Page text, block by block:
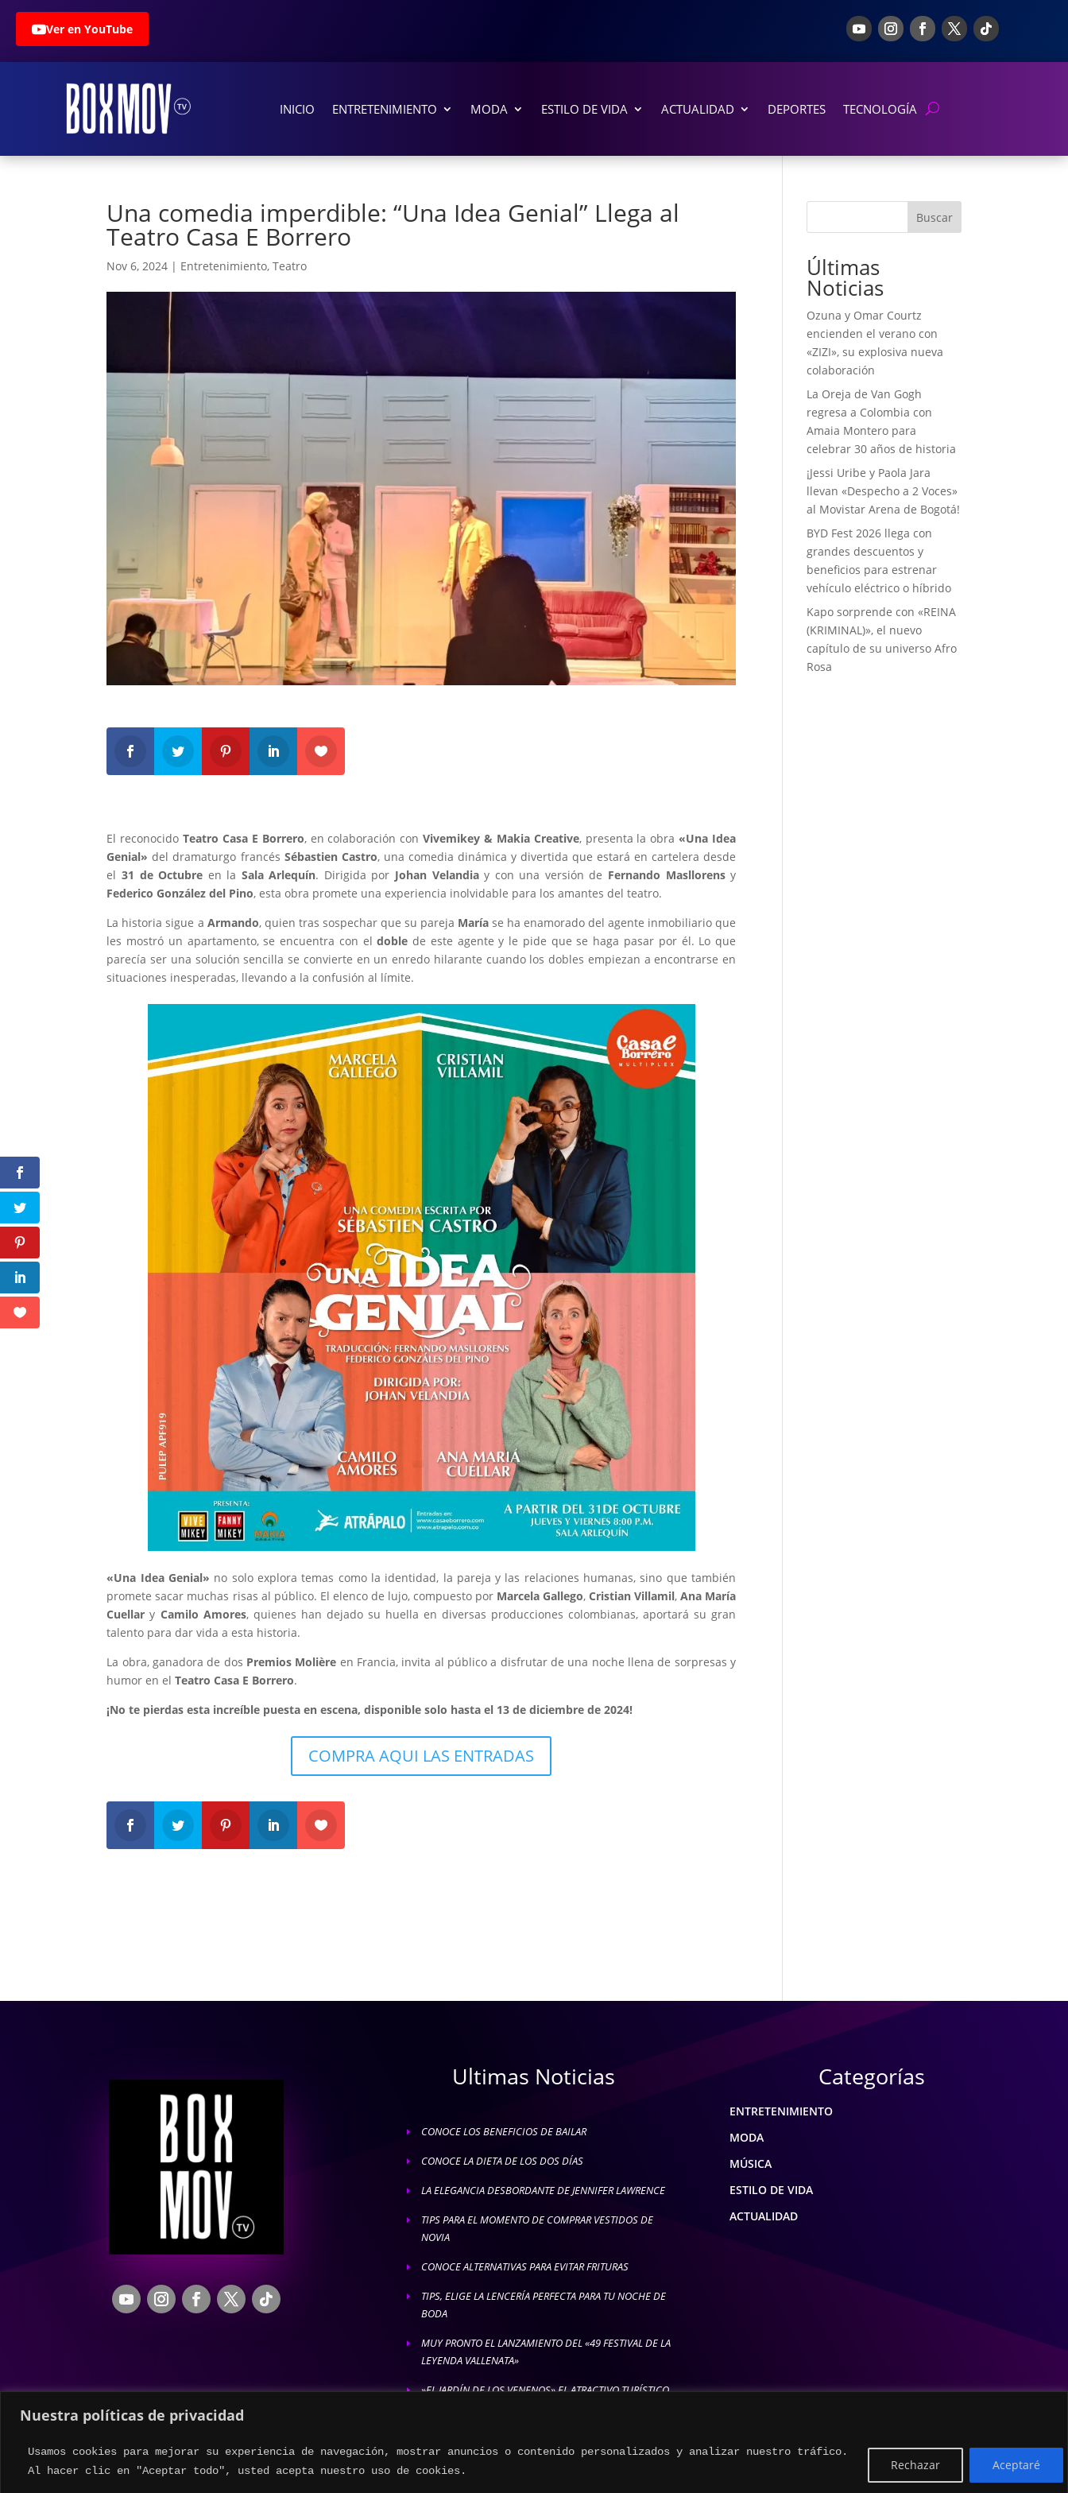
Nuestra políticas de privacidad
Usamos cookies para mejorar su experiencia de navegación, mostrar anuncios o contenido personalizados y analizar nuestro tráfico.
Al hacer clic en "Aceptar todo", usted acepta nuestro uso de cookies.
Rechazar Aceptaré
Ver en YouTube
INICIO ENTRETENIMIENTO MODA ESTILO DE VIDA ACTUALIDAD DEPORTES TECNOLOGÍA
Una comedia imperdible: “Una Idea Genial” Llega al
Teatro Casa E Borrero
Nov 6, 2024 | Entretenimiento,Teatro
El reconocidoTeatro Casa E Borrero, en colaboración conVivemikey & Makia Creative, presenta la obra «Una Idea
Genial» del dramaturgo francés Sébastien Castro, una comedia dinámica y divertida que estará en cartelera desde
el 31 de Octubre en la Sala Arlequín. Dirigida por Johan Velandiay con una versión de Fernando Masllorensy
Federico González del Pino, esta obra promete una experiencia inolvidable para los amantes del teatro.
La historia sigue a Armando, quien tras sospechar que su pareja Maríase ha enamorado del agente inmobiliario que
les mostró un apartamento, se encuentra con eldoble de este agente y le pide que se haga pasar por él. Lo que
parecía ser una solución sencilla se convierte en un enredo hilarante cuando los dobles empiezan a encontrarse en
situaciones inesperadas, llevando a la confusión al límite.
«Una Idea Genial» no solo explora temas como la identidad, la pareja y las relaciones humanas, sino que también
promete sacar muchas risas al público. El elenco de lujo, compuesto por Marcela Gallego, Cristian Villamil,Ana María
Cuellar y Camilo Amores, quienes han dejado su huella en diversas producciones colombianas, aportará su gran
talento para dar vida a esta historia.
La obra, ganadora de dos Premios Molière en Francia, invita al público a disfrutar de una noche llena de sorpresas y
humor en elTeatro Casa E Borrero.
¡No te pierdas esta increíble puesta en escena, disponible solo hasta el 13 de diciembre de 2024!
COMPRA AQUI LAS ENTRADAS
Buscar
Últimas
Noticias
Ozuna y Omar Courtz
encienden el verano con
«ZIZI», su explosiva nueva
colaboración
La Oreja de Van Gogh
regresa a Colombia con
Amaia Montero para
celebrar 30 años de historia
¡Jessi Uribe y Paola Jara
llevan «Despecho a 2 Voces»
al Movistar Arena de Bogotá!
BYD Fest 2026 llega con
grandes descuentos y
beneficios para estrenar
vehículo eléctrico o híbrido
Kapo sorprende con «REINA
(KRIMINAL)», el nuevo
capítulo de su universo Afro
Rosa
Ultimas Noticias
E CONOCE LOS BENEFICIOS DE BAILAR
E CONOCE LA DIETA DE LOS DOS DÍAS
E LA ELEGANCIA DESBORDANTE DE JENNIFER LAWRENCE
E
TIPS PARA EL MOMENTO DE COMPRAR VESTIDOS DE
NOVIA
E CONOCE ALTERNATIVAS PARA EVITAR FRITURAS
E
TIPS, ELIGE LA LENCERÍA PERFECTA PARA TU NOCHE DE
BODA
E
MUY PRONTO EL LANZAMIENTO DEL «49 FESTIVAL DE LA
LEYENDA VALLENATA»
E
»EL JARDÍN DE LOS VENENOS» EL ATRACTIVO TURÍSTICO
Categorías
ENTRETENIMIENTO
MODA
MÚSICA
ESTILO DE VIDA
ACTUALIDAD